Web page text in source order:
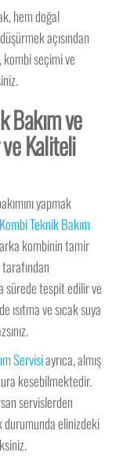
hem doğal
açısından
kombi seçimi ve
Bakım ve
Kaliteli
yapmak
Teknik Bakım
kombinin tamir
sürede tespit edilir ve
ısıtma ve sıcak suya
Servisiayrıca, almış
kesebilmektedir.
servislerden
durumunda elinizdeki